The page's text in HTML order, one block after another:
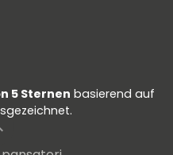
5 Sternen basierend auf